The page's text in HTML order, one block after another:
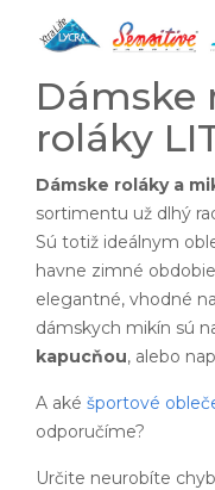
Dámske
roláky
Dámske roláky a
sortimentu už dlhý
Sú totiž ideálnym
havne zimné
elegantné, vhodné
dámskych mikín sú
kapucňou, alebo
A aké športové
odporučíme?
Určite neurobíte